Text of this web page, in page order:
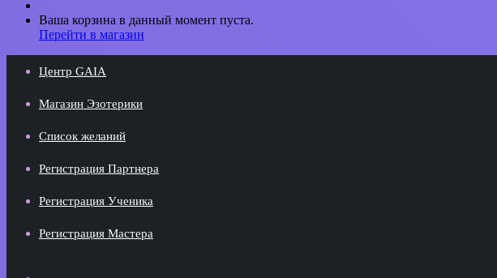
Просмотреть
корзину
Ваша корзина в данный момент пуста.
Перейти в магазин
Центр GAIA
Магазин Эзотерики
Список желаний
Регистрация Партнера
Регистрация Ученика
Регистрация Мастера